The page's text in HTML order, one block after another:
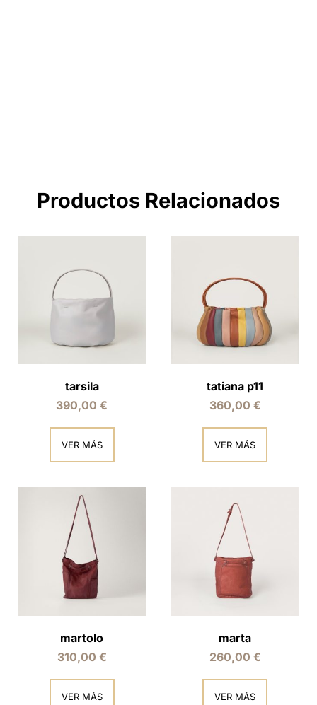
Productos Relacionados
tarsila
390,00€
VER MÁS
tatiana p11
360,00 €
VER MÁS
martolo
310,00 €
VER MÁS
marta
260,00 €
VER MÁS